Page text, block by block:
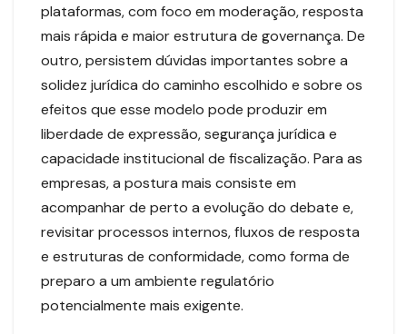
plataformas, com foco em moderação, resposta
mais rápida e maior estrutura de governança. De
outro, persistem dúvidas importantes sobre a
solidez jurídica do caminho escolhido e sobre os
efeitos que esse modelo pode produzir em
liberdade de expressão, segurança jurídica e
capacidade institucional de fiscalização. Para as
empresas, a postura mais consiste em
acompanhar de perto a evolução do debate e,
revisitar processos internos, fluxos de resposta
e estruturas de conformidade, como forma de
preparo a um ambiente regulatório
potencialmente mais exigente.